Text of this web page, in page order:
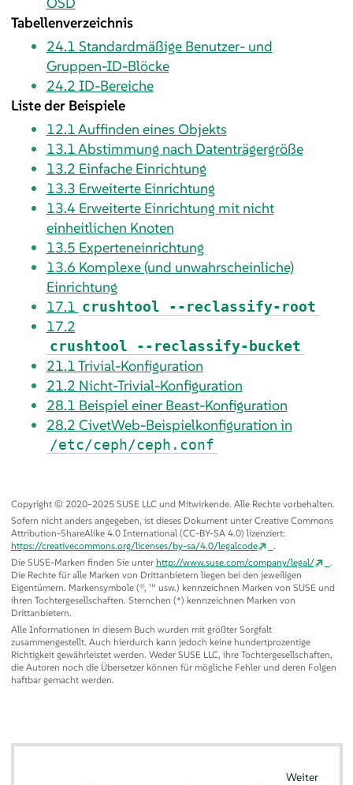
Tabellenverzeichnis
24.1 Standardmäßige Benutzer- und
Gruppen-ID-Blöcke
24.2 ID-Bereiche
Liste der Beispiele
12.1Auffinden eines Objekts
13.1Abstimmung nach Datenträgergröße
13.2 Einfache Einrichtung
13.3 Erweiterte Einrichtung
13.4 Erweiterte Einrichtung mit nicht
einheitlichen Knoten
13.5 Experteneinrichtung
13.6 Komplexe (und unwahrscheinliche)
Einrichtung
17.1 crushtool --reclassify-root
17.2
crushtool --reclassify-bucket
21.1Trivial-Konfiguration
21.2 Nicht-Trivial-Konfiguration
28.1 Beispiel einer Beast-Konfiguration
28.2 CivetWeb-Beispielkonfiguration in
/etc/ceph/ceph.conf
Copyright © 2020–2025 SUSE LLC und Mitwirkende. Alle Rechte vorbehalten.
Sofern nicht anders angegeben, ist dieses Dokument unter Creative Commons
Attribution-ShareAlike 4.0 International (CC-BY-SA 4.0) lizenziert:
https://creativecommons.org/licenses/by-sa/4.0/legalcode
.
Die SUSE-Marken finden Sie unter http://www.suse.com/company/legal/
.
Die Rechte für alle Marken von Drittanbietern liegen bei den jeweiligen
Eigentümern. Markensymbole (®, ™ usw.) kennzeichnen Marken von SUSE und
ihren Tochtergesellschaften. Sternchen (*) kennzeichnen Marken von
Drittanbietern.
Alle Informationen in diesem Buch wurden mit größter Sorgfalt
zusammengestellt. Auch hierdurch kann jedoch keine hundertprozentige
Richtigkeit gewährleistet werden. Weder SUSE LLC, ihre Tochtergesellschaften,
die Autoren noch die Übersetzer können für mögliche Fehler und deren Folgen
haftbar gemacht werden.
Weiter